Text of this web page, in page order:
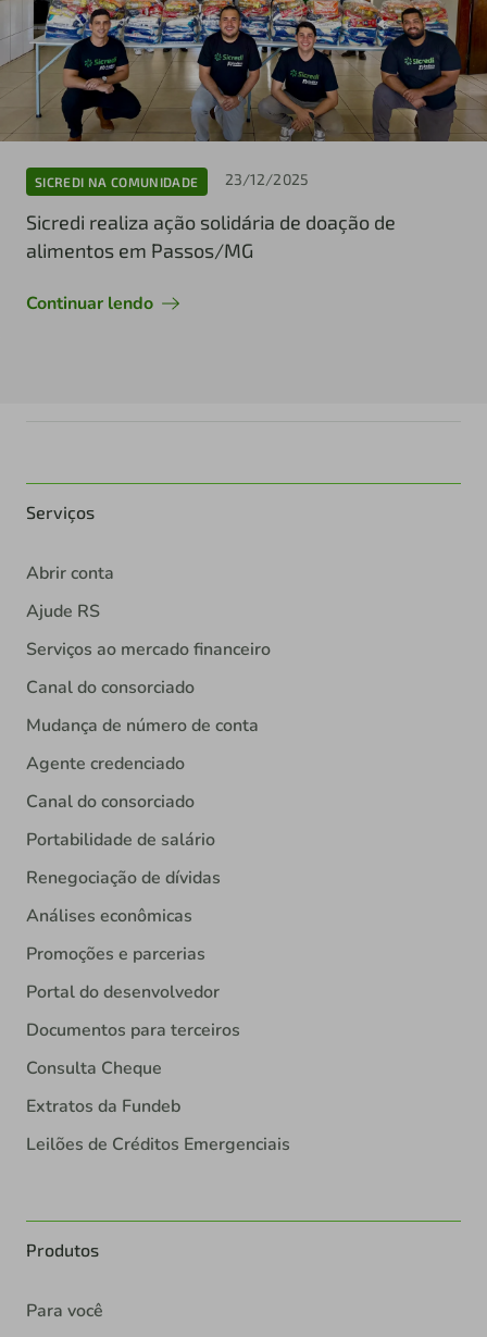
SICREDI NA COMUNIDADE 23/12/2025
Sicredi realiza ação solidária de doação de
alimentos em Passos/MG
Continuar lendo
Serviços
Abrir conta
Ajude RS
Serviços ao mercado financeiro
Canal do consorciado
Mudança de número de conta
Agente credenciado
Canal do consorciado
Portabilidade de salário
Renegociação de dívidas
Análises econômicas
Promoções e parcerias
Portal do desenvolvedor
Documentos para terceiros
Consulta Cheque
Extratos da Fundeb
Leilões de Créditos Emergenciais
Produtos
Para você